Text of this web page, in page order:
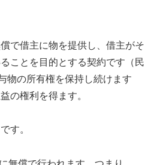
で借主に物を提供し、借主がそ
ことを目的とする契約です（民
物の所有権を保持し続けます
の権利を得ます。
す。